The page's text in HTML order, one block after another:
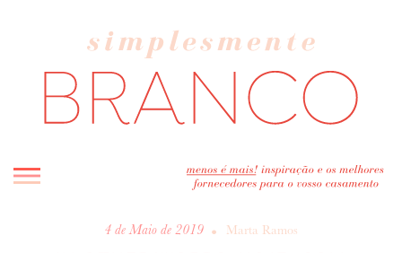
INICIO
4 de Maio de 2019 • Marta Ramos